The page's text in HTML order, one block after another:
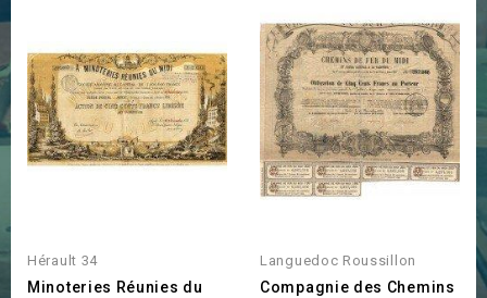
Hérault 34
Minoteries Réunies du
Languedoc Roussillon
Compagnie des Chemins